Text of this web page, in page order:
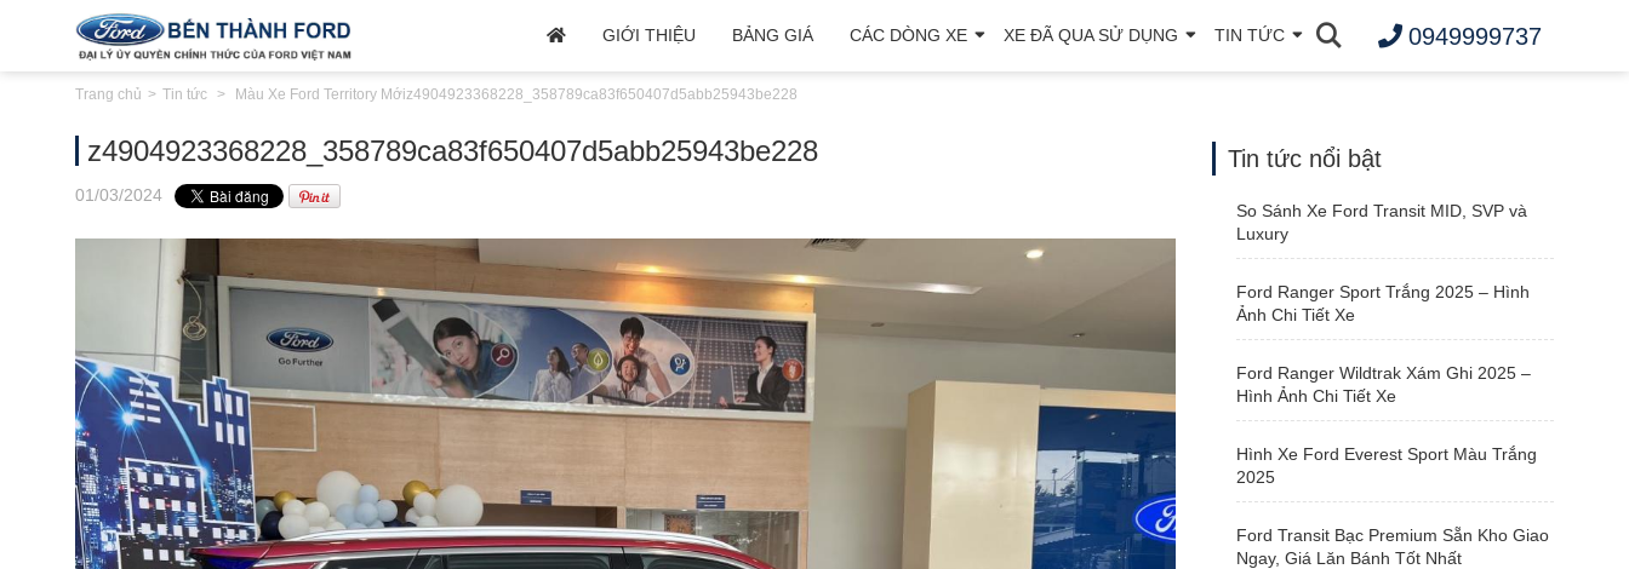
GIỚI THIỆU BẢNG GIÁ CÁC DÒNG XE XE ĐÃ QUA SỬ DỤNG TIN TỨC 0949999737
Trang chủ Tin tức Màu Xe Ford Territory Mớiz4904923368228_358789ca83f650407d5abb25943be228
z4904923368228_358789ca83f650407d5abb25943be228
01/03/2024
Tin tức nổi bật
So Sánh Xe Ford Transit MID, SVP và
Luxury
Ford Ranger Sport Trắng 2025 – Hình
Ảnh Chi Tiết Xe
Ford Ranger Wildtrak Xám Ghi 2025 –
Hình Ảnh Chi Tiết Xe
Hình Xe Ford Everest Sport Màu Trắng
2025
Ford Transit Bạc Premium Sẵn Kho Giao
Ngay, Giá Lăn Bánh Tốt Nhất